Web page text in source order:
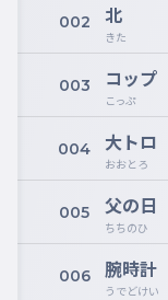
002 北
きた
003 コップ
こっぷ
004 大トロ
おおとろ
005 父の日
ちちのひ
006 腕時計
うでどけい